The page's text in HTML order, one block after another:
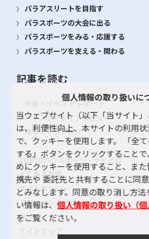
パラアスリートを目指す
パラスポーツの大会に出る
パラスポーツをみる・応援する
パラスポーツを支える・関わる
記事を読む
大会・イベント レポート
パラスポーツインタビュー
地域のクラブ紹介
TOKYOパラスポーツ・ナビとは
よくある質問
サイトポリシー
プライバシーポリシー
リンク
個人情報の取り扱いに
当ウェブサイト（以下「当サイト
は、利便性向上、本サイトの利用
で、クッキーを使用します。 「全
する」ボタンをクリックすること
めにクッキーを使用すること、ま
携先や 委託先と共有することに同
とみなします。同意の取り消し方
い情報は、個人情報の取り扱い（個
をご覧ください。